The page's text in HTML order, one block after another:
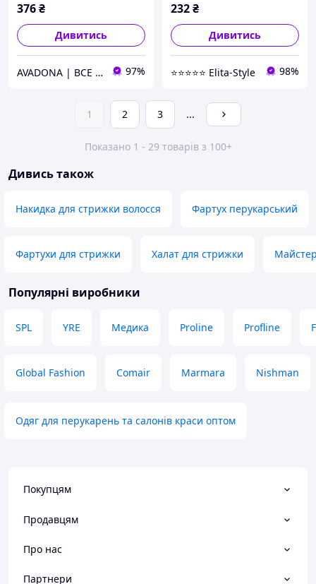
376₴
Дивитись
AVADONA | ВСЕ ДЛЯ КРАСИ 97%
232₴
Дивитись
⭐⭐⭐⭐⭐ Elita-Style 98%
1 2 3 ...
Показано 1 - 29 товарів з 100+
Дивись також
Накидка для стрижки волосся Фартух перукарський
Фартухи для стрижки Халат для стрижки
Популярні виробники
SPL YRE Медика Proline Profline
Global Fashion Comair Marmara Nishman
Одяг для перукарень та салонів краси оптом
Покупцям
Продавцям
Про нас
Партнери